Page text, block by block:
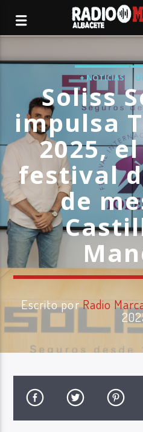
Canción actual
Radio Marca
Albacete
Radio Marca AB
+ NOTICIAS
Soliss
impulsa
2025,
festival
de
Escrito porRadio